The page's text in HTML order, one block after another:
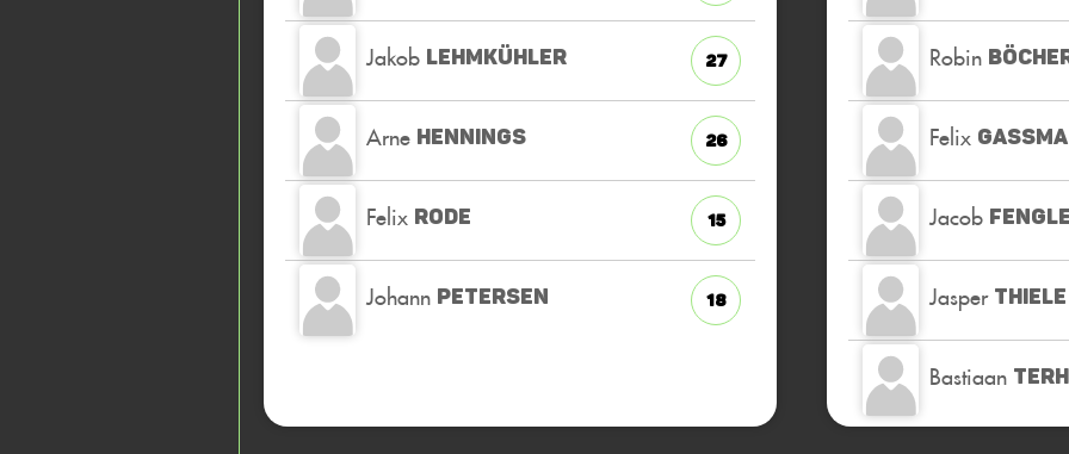
Jakob LEHMKÜHLER 27
Arne HENNINGS 26
Felix RODE 15
Johann PETERSEN 18
Robin
Felix
Jacob
Jasper THIELE
Bastiaan